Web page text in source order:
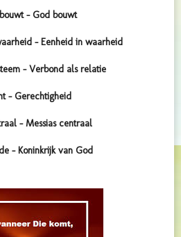
- God bouwt
- Eenheid in waarheid
- Verbond als relatie
- Gerechtigheid
- Messias centraal
- Koninkrijk van God